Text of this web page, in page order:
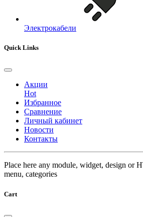
Электрокабели
Quick Links
Акции
Hot
Избранное
Сравнение
Личный кабинет
Новости
Контакты
Place here any module, widget, design or
menu, categories
Cart